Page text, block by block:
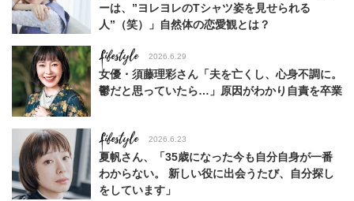
ーは、”ヨレヨレのTシャツ姿を見せられる
人”（笑）」自然体の恋愛観とは？
Lifestyle 2026.6.29
女優・須藤理彩さん「夫を亡くし、心身不調に。
鬱だと思っていたら…」原因がわかり自責を卒業
Lifestyle 2026.6.23
夏帆さん、「35歳になった今も自分自身が一番
わからない。 新しい役に出会うたび、自分探し
をしています」